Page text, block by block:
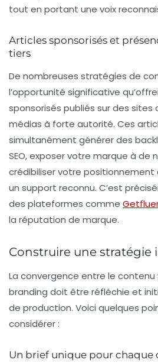
tout en portant une voix
Articles sponsorisés et
tiers
De nombreuses stratégies de
l’opportunité significative
sponsorisés publiés sur des sites
médias à forte autorité. Ces
simultanément générer des
SEO, exposer votre marque à de
crédibiliser votre positionnement
un support reconnu. C’est
des plateformes comme
la réputation de marque.
Construire une stratégie
La convergence entre le contenu
branding doit être réfléchie et
de production. Voici quelques
considérer :
Un brief unique pour chaque